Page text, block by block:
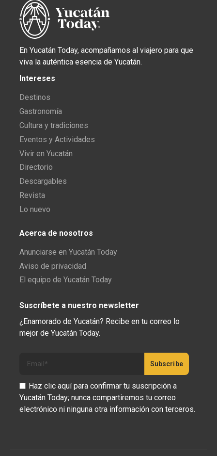
En Yucatán Today, acompañamos al viajero para que
viva la auténtica esencia de Yucatán.
Intereses
Destinos
Gastronomía
Cultura y tradiciones
Eventos y Actividades
Vivir en Yucatán
Directorio
Descargables
Revista
Lo nuevo
Acerca de nosotros
Anunciarse en Yucatán Today
Aviso de privacidad
El equipo de Yucatán Today
Suscríbete a nuestro newsletter
¿Enamorado de Yucatán? Recibe en tu correo lo
mejor de Yucatán Today.
Haz clic aquí para confirmar tu suscripción a
Yucatán Today; nunca compartiremos tu correo
electrónico ni ninguna otra información con terceros.